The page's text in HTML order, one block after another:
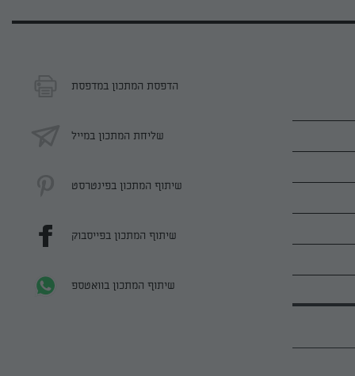
הדפסת המתכון במדפסת
שליחת המתכון במייל
שיתוף המתכון בפינטרסט
שיתוף המתכון בפייסבוק
שיתוף המתכון בוואטספ